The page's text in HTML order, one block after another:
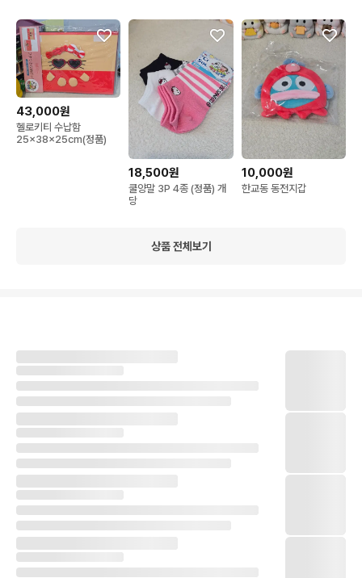
43,000원
헬로키티 수납함
25x38x25cm(정품)
18,500원
쿨양말 3P 4종 (정품) 개
당
10,000원
한교동 동전지갑
상품 전체보기